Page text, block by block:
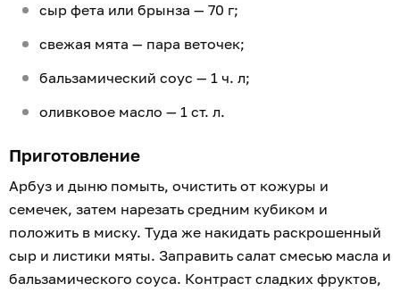
сыр фета или брынза — 70 г;
свежая мята — пара веточек;
бальзамический соус — 1 ч. л;
оливковое масло — 1 ст. л.
Приготовление
Арбуз и дыню помыть, очистить от кожуры и
семечек, затем нарезать средним кубиком и
положить в миску. Туда же накидать раскрошенный
сыр и листики мяты. Заправить салат смесью масла и
бальзамического соуса. Контраст сладких фруктов,